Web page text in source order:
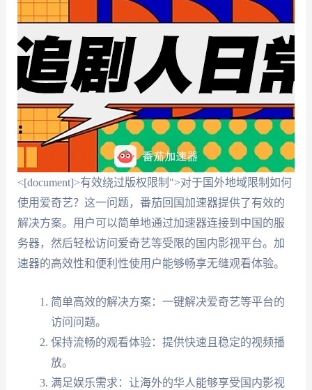
<[document]>有效绕过版权限制">对于国外地域限制如何
使用爱奇艺？这一问题，番茄回国加速器提供了有效的
解决方案。用户可以简单地通过加速器连接到中国的服
务器，然后轻松访问爱奇艺等受限的国内影视平台。加
速器的高效性和便利性使用户能够畅享无缝观看体验。
简单高效的解决方案：一键解决爱奇艺等平台的
访问问题。
保持流畅的观看体验：提供快速且稳定的视频播
放。
满足娱乐需求：让海外的华人能够享受国内影视